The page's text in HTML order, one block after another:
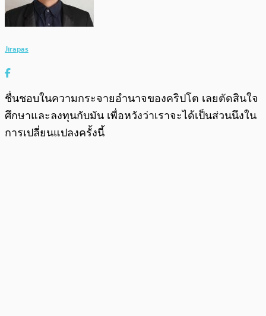
Jirapas
ชื่นชอบในความกระจายอำนาจของคริปโต เลยตัดสินใจ
ศึกษาและลงทุนกับมัน เพื่อหวังว่าเราจะได้เป็นส่วนนึงใน
การเปลี่ยนแปลงครั้งนี้